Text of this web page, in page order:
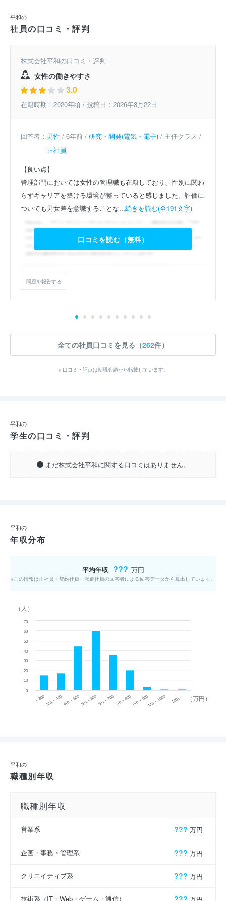
平和の
社員の口コミ・評判
株式会社平和の口コミ・評判
女性の働きやすさ
3.0
在籍時期：2020年頃 / 投稿日：2026年3月22日
回答者： 男性 / 6年前 / 研究・開発(電気・電子) / 主任クラス /
正社員
【良い点】
管理部門においては女性の管理職も在籍しており、性別に関わ
らずキャリアを築ける環境が整っていると感じました。評価に
ついても男女差を意識することな...続きを読む(全191文字)
口コミを読む（無料）
問題を報告する
全ての社員口コミを見る（262件）
※ 口コミ・評点は転職会議から転載しています。
平和の
学生の口コミ・評判
まだ株式会社平和に関する口コミはありません。
平和の
年収分布
平均年収 ??? 万円
※この情報は正社員・契約社員・派遣社員の回答者による回答データから算出しています。
（万円）
（人）
~ 300 301 ~ 400 401 ~ 500501 ~ 600601 ~ 700701 ~ 800801 ~ 900901 ~ 1000 1001 ~
0
10
20
30
40
50
60
70
平和の
職種別年収
職種別年収
営業系 ??? 万円
企画・事務・管理系 ??? 万円
クリエイティブ系 ??? 万円
技術系（IT・Web・ゲーム・通信） ???